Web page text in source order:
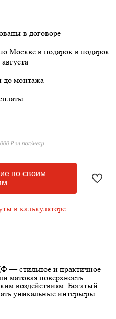
в договоре
Москве в подарок в подарок
до монтажа
₽ за пог/метр
по своим
в калькуляторе
— стильное и практичное
матовая поверхность
воздействиям. Богатый
уникальные интерьеры.